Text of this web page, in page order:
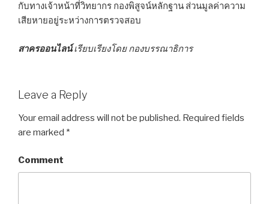
กับทางเจ้าหน้าที่วิทยากร กองพิสูจน์หลักฐาน ส่วนมูลค่าความ
เสียหายอยู่ระหว่างการตรวจสอบ
สาครออนไลน์เรียบเรียงโดย กองบรรณาธิการ
Leave a Reply
Your email address will not be published. Required fields
are marked *
Comment